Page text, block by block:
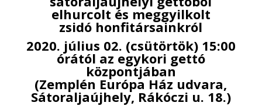
elhurcolt és meggyilkolt
zsidó honfitársainkról
2020. július 02. (csütörtök) 15:00
órától az egykori gettó
központjában
(Zemplén Európa Ház udvara,
Sátoraljaújhely, Rákóczi u. 18.)